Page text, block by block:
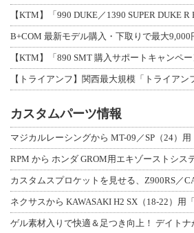
【KTM】「990 DUKE／1390 SUPER DUKE R
【KTM】「890 SMT 購入サポートキャンペ
カスタムパーツ情報
ネクサスから KAWASAKI H2 SX（18-22）用